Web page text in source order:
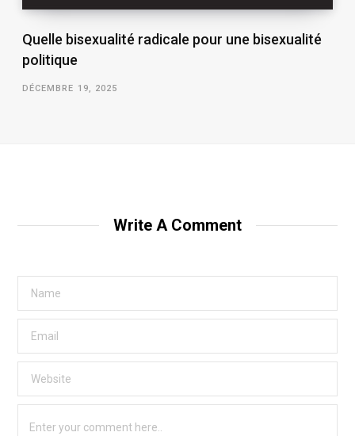
Quelle bisexualité radicale pour une bisexualité
politique
DÉCEMBRE 19, 2025
Write A Comment